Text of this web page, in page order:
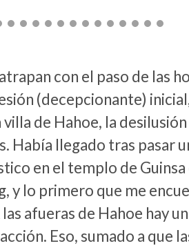
con el paso de las
(decepcionante)
de Hahoe, la
Había llegado tras pasar
en el templo de
y lo primero que me
afueras de Hahoe hay
Eso, sumado a que